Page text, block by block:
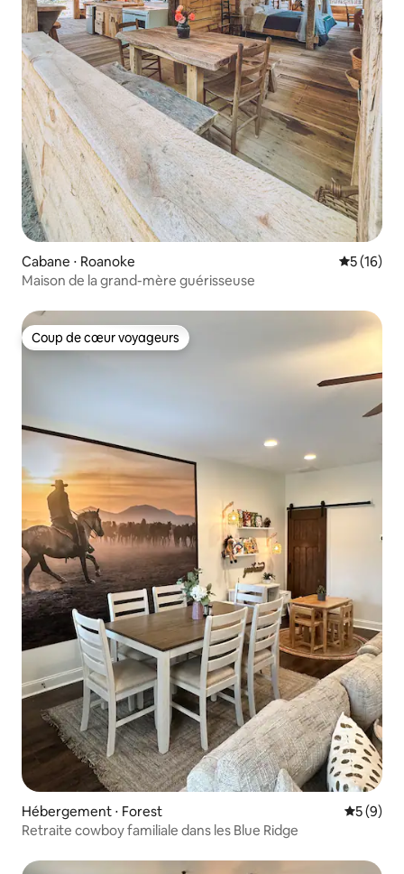
Cabane ⋅ Roanoke
5 (16)
Maison de la grand-mère guérisseuse
Coup de cœur voyageurs
Coup de cœur voyageurs
Hébergement ⋅ Forest
5 (9)
Retraite cowboy familiale dans les Blue Ridge